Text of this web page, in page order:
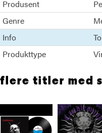
Produsent
Genre
Info
Produkttype
flere titler med